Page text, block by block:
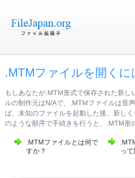
.MTMファイルを開くに
もしあなたが.MTM形式で保存された新
ルの制作元はN/Aで、.MTMファイルは音
ば、未知のファイルを起動した後、新し
のような順序で手続きを行うと、.MTM形
.MTMファイルとは何で
すか？
っ